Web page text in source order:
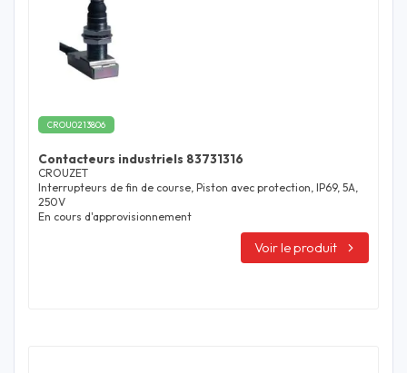
CROU0213806
Contacteurs industriels 83731316
CROUZET
Interrupteurs de fin de course, Piston avec protection, IP69, 5A,
250V
En cours d'approvisionnement
Voir le produit